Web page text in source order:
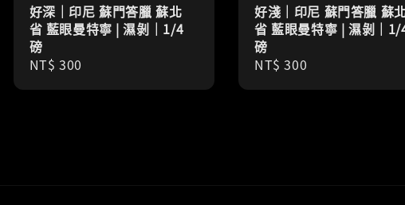
好深｜印尼 蘇門答臘 蘇北
省 藍眼曼特寧 | 濕剝｜1/4
磅
Regular
NT$ 300
好淺｜印尼 蘇門答臘 蘇
省 藍眼曼特寧 | 濕剝｜1/
磅
Regular
NT$ 300